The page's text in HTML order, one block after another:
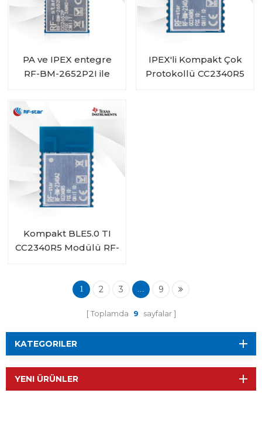
PA ve IPEX entegre
RF-BM-2652P2I ile
IPEX'li Kompakt Çok
Protokollü CC2340R5
Kompakt BLE5.0 TI
CC2340R5 Modülü RF-
1 2 3 ... 9
Toplamda 9 sayfalar
KATEGORILER
YENI ÜRÜNLER